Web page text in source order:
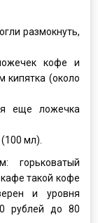
размокнуть,
кофе и
кипятка (около
еще ложечка
мл).
горьковатый
такой кофе
и уровня
рублей до 80